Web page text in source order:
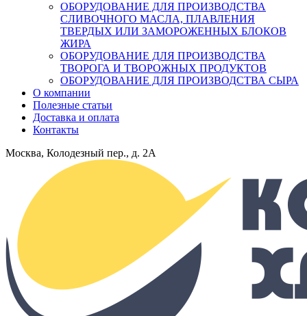
ОБОРУДОВАНИЕ ДЛЯ ПРОИЗВОДСТВА
СЛИВОЧНОГО МАСЛА, ПЛАВЛЕНИЯ
ТВЕРДЫХ ИЛИ ЗАМОРОЖЕННЫХ БЛОКОВ
ЖИРА
ОБОРУДОВАНИЕ ДЛЯ ПРОИЗВОДСТВА
ТВОРОГА И ТВОРОЖНЫХ ПРОДУКТОВ
ОБОРУДОВАНИЕ ДЛЯ ПРОИЗВОДСТВА СЫРА
О компании
Полезные статьи
Доставка и оплата
Контакты
Москва, Колодезный пер., д. 2А